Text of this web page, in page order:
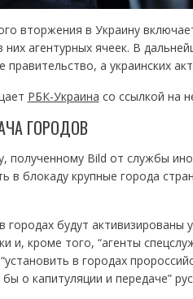
вторжения в Украину
агентурных ячеек. В
правительство, а украинских
РБК-Украина со ссылкой на
ГОРОДОВ
полученному Bild от службы
в блокаду крупные города
городах будут
и, кроме того, “агенты
в городах
о капитуляции и передаче”